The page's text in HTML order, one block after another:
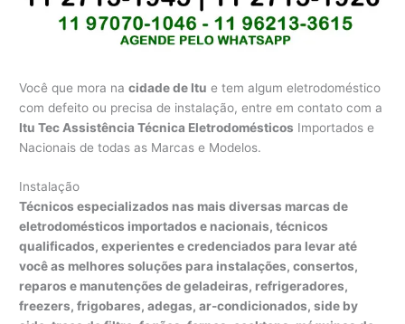
Você que mora nacidade de Itu e tem algum eletrodoméstico
com defeito ou precisa de instalação, entre em contato com a
Itu Tec Assistência Técnica Eletrodomésticos Importados e
Nacionais de todas as Marcas e Modelos.
Instalação
Técnicos especializados nas mais diversas marcas de
eletrodomésticos importados e nacionais, técnicos
qualificados, experientes e credenciados para levar até
você as melhores soluções para instalações, consertos,
reparos e manutenções de geladeiras, refrigeradores,
freezers, frigobares, adegas, ar-condicionados, side by